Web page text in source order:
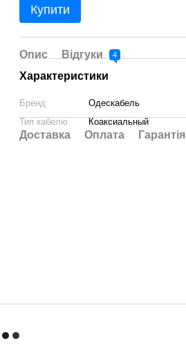
Купити
Опис Відгуки 4
Характеристики
Бренд
Одескабель
Тип кабелю
Коаксиальный
Доставка Оплата Гарантія